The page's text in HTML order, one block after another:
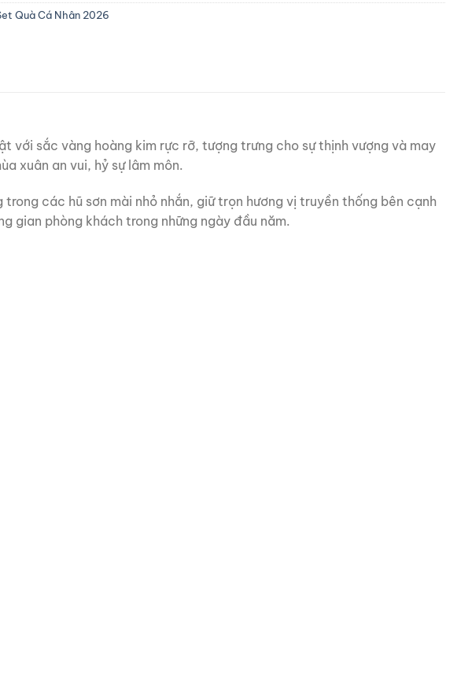
Quà Cá Nhân 2026
với sắc vàng hoàng kim rực rỡ, tượng trưng cho sự thịnh vượng và may
xuân an vui, hỷ sự lâm môn.
các hũ sơn mài nhỏ nhắn, giữ trọn hương vị truyền thống bên cạnh
gian phòng khách trong những ngày đầu năm.